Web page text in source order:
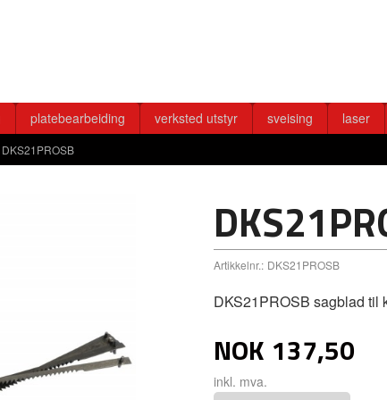
platebearbeiding verksted utstyr sveising laser
DKS21PROSB
Artikkelnr.: DKS21PROSB
DKS21PROSB sagblad til
NOK 137,50
inkl. mva.